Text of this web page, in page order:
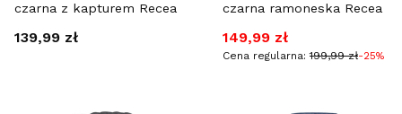
czarna z kapturem Recea
Cena
139,99 zł
czarna ramoneska Recea
Cena promocyjna
149,99 zł
Cena regularna: 199,99 zł-25%